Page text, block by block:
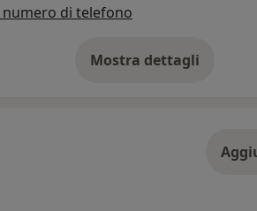
di telefono
Mostra dettagli
sull'indirizzo